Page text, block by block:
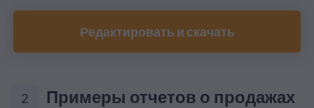
Редактировать и скачать
2 Примеры отчетов о продажах